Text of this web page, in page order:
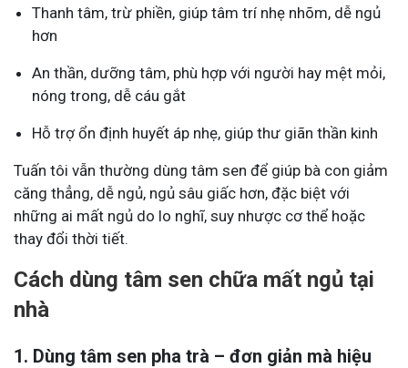
Thanh tâm, trừ phiền, giúp tâm trí nhẹ nhõm, dễ ngủ
hơn
An thần, dưỡng tâm, phù hợp với người hay mệt mỏi,
nóng trong, dễ cáu gắt
Hỗ trợ ổn định huyết áp nhẹ, giúp thư giãn thần kinh
Tuấn tôi vẫn thường dùng tâm sen để giúp bà con giảm
căng thẳng, dễ ngủ, ngủ sâu giấc hơn, đặc biệt với
những ai mất ngủ do lo nghĩ, suy nhược cơ thể hoặc
thay đổi thời tiết.
Cách dùng tâm sen chữa mất ngủ tại
nhà
1. Dùng tâm sen pha trà – đơn giản mà hiệu